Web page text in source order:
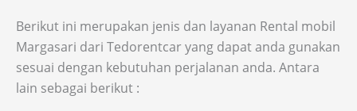
Berikut ini merupakan jenis dan layanan Rental mobil
Margasari dari Tedorentcar yang dapat anda gunakan
sesuai dengan kebutuhan perjalanan anda. Antara
lain sebagai berikut :